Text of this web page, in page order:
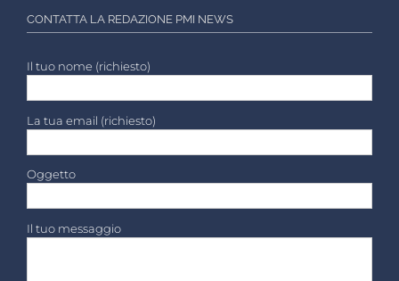
CONTATTA LA REDAZIONE PMI NEWS
Il tuo nome (richiesto)
La tua email (richiesto)
Oggetto
Il tuo messaggio